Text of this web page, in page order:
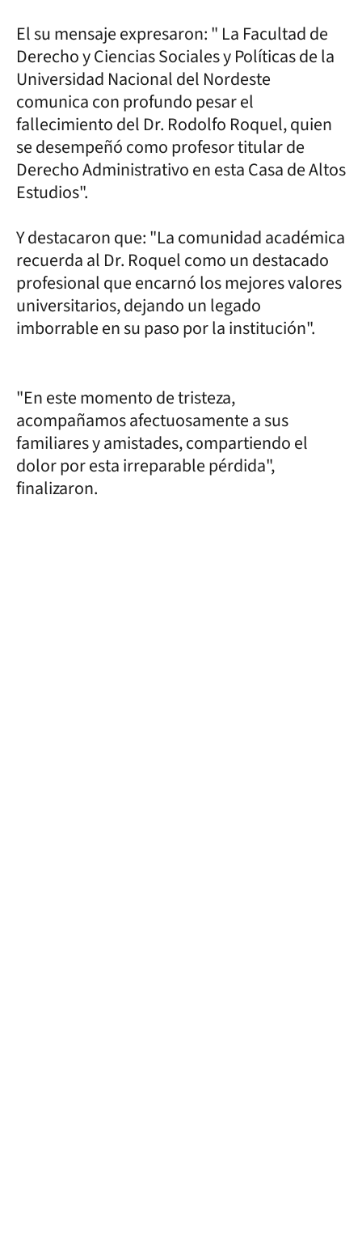
El su mensaje expresaron: " La Facultad de
Derecho y Ciencias Sociales y Políticas de la
Universidad Nacional del Nordeste
comunica con profundo pesar el
fallecimiento del Dr. Rodolfo Roquel, quien
se desempeñó como profesor titular de
Derecho Administrativo en esta Casa de Altos
Estudios".
Y destacaron que: "La comunidad académica
recuerda al Dr. Roquel como un destacado
profesional que encarnó los mejores valores
universitarios, dejando un legado
imborrable en su paso por la institución".
"En este momento de tristeza,
acompañamos afectuosamente a sus
familiares y amistades, compartiendo el
dolor por esta irreparable pérdida",
finalizaron.